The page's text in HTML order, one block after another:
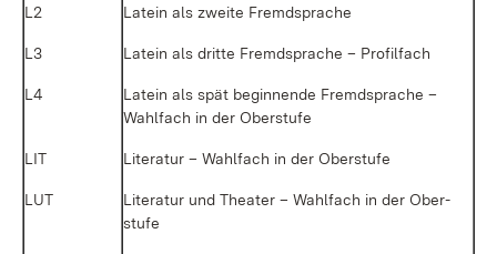
L2 La­tein als zwei­te Fremd­spra­che
L3 La­tein als drit­te Fremd­spra­che – Pro­fil­fach
L4
La­tein als spät be­gin­nen­de Fremd­spra­che –
Wahl­fach in der Ober­stu­fe
LIT Li­te­ra­tur – Wahl­fach in der Ober­stu­fe
LUT
Li­te­ra­tur und Thea­ter – Wahl­fach in der Ober­
stu­fe